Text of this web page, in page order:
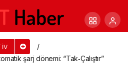
şarj dönemi: “Tak‑Çalıştır”
Uyarı: “Kış Lastiği
Sürüşün Teminatı”